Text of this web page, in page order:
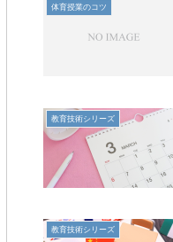
体育授業のコツ
教育技術シリーズ
教育技術シリーズ